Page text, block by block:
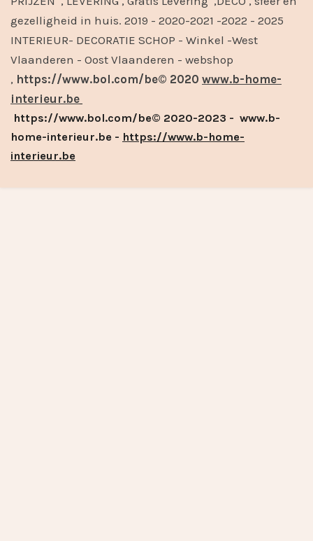
gezelligheid in huis. 2019 - 2020-2021 -2022 - 2025
INTERIEUR- DECORATIE SCHOP - Winkel -West
Vlaanderen - Oost Vlaanderen - webshop
, https://www.bol.com/be© 2020 www.b-home-
interieur.be
https://www.bol.com/be© 2020-2023 - www.b-
home-interieur.be - https://www.b-home-
interieur.be